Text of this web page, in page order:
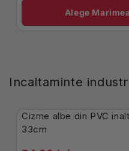
Alege
Incaltaminte
Cizme albe din PVC
33cm